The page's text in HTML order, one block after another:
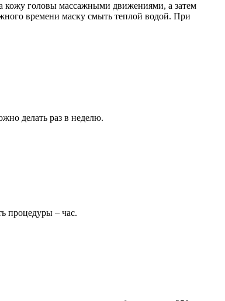
кожу головы массажными движениями, а затем
времени маску смыть теплой водой. При
делать раз в неделю.
процедуры – час.